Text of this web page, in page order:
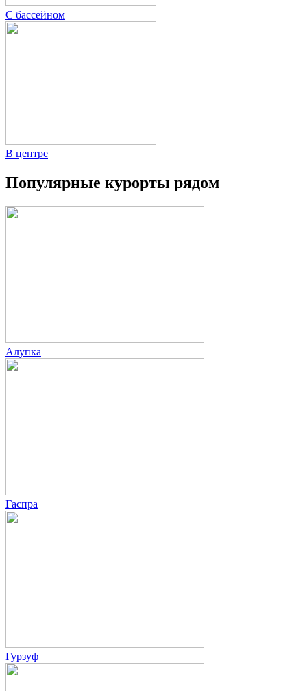
С бассейном
В центре
Популярные курорты рядом
Алупка
Гаспра
Гурзуф